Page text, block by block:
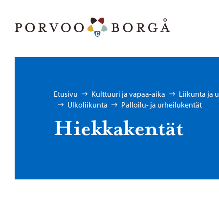
Selaa:
Etusivu Kulttuuri ja vapaa-aika Liikunta ja
Ulkoliikunta
Palloilu- ja urheilukentät
Hiek­ka­ken­tät